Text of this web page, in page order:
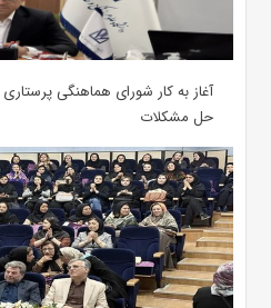
آغاز به کار شورای هماهنگی
حل مشکلات